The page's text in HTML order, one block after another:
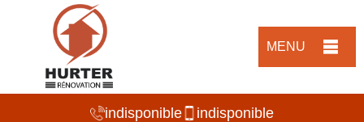
MENU
indisponible indisponible